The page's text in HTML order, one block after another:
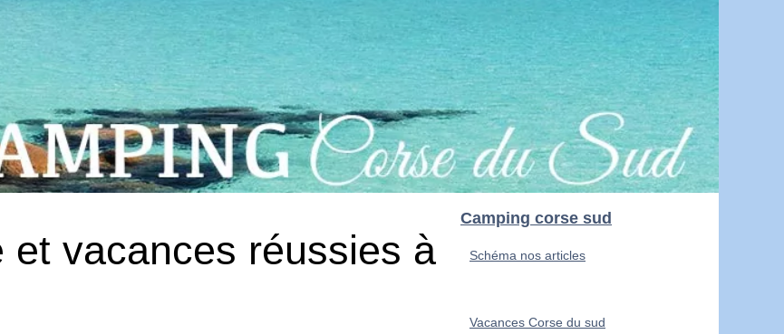
et vacances réussies à
Camping corse sud
Schéma nos articles
Vacances Corse du sud